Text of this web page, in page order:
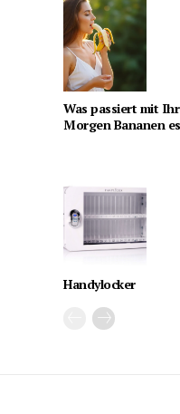
Was passiert mit
Morgen Bananen
Handylocker